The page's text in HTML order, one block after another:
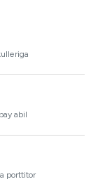
abil
porttitor